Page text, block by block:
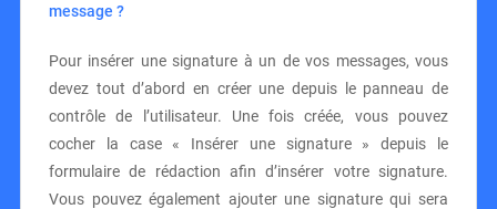
message ?
Pour insérer une signature à un de vos messages, vous
devez tout d’abord en créer une depuis le panneau de
contrôle de l’utilisateur. Une fois créée, vous pouvez
cocher la case « Insérer une signature » depuis le
formulaire de rédaction afin d’insérer votre signature.
Vous pouvez également ajouter une signature qui sera